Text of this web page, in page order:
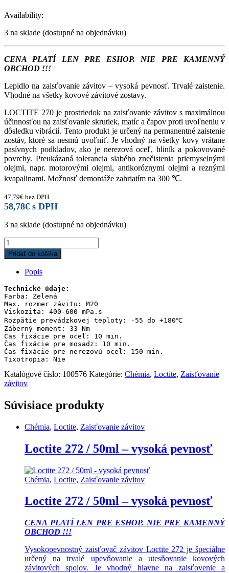
Availability:
3 na sklade (dostupné na objednávku)
CENA PLATÍ LEN PRE ESHOP. NIE PRE KAMENNÝ
OBCHOD !!!
Lepidlo na zaisťovanie závitov – vysoká pevnosť. Trvalé zaistenie.
Vhodné na všetky kovové závitové zostavy.
LOCTITE 270 je prostriedok na zaisťovanie závitov s maximálnou
účinnosťou na zaisťovanie skrutiek, matíc a čapov proti uvoľneniu v
dôsledku vibrácií. Tento produkt je určený na permanentné zaistenie
zostáv, ktoré sa nesmú uvoľniť. Je vhodný na všetky kovy vrátane
pasívnych podkladov, ako je nerezová oceľ, hliník a pokovované
povrchy. Preukázaná tolerancia slabého znečistenia priemyselnými
olejmi, napr. motorovými olejmi, antikoróznymi olejmi a reznými
kvapalinami. Možnosť demontáže zahriatím na 300 ℃.
47,79€ bez DPH
58,78€ s DPH
3 na sklade (dostupné na objednávku)
Loctite
270
/
50ml
vysoká
pevnosť
quantity
Pridať do košíka
Popis
Technické údaje:
Farba: Zelená
Max. rozmer závitu: M20
Viskozita: 400-600 mPa.s
Rozpätie prevádzkovej teploty: -55 do +180℃
Záberný moment: 33 Nm
Čas fixácie pre oceľ: 10 min.
Čas fixácie pre mosadz: 10 min.
Čas fixácie pre nerezovú oceľ: 150 min.
Tixotropia: Nie
Katalógové číslo: 100576 Kategórie: Chémia, Loctite, Zaisťovanie
závitov
Súvisiace produkty
Chémia, Loctite, Zaisťovanie závitov
Loctite 272 / 50ml – vysoká pevnosť
Chémia, Loctite, Zaisťovanie závitov
Loctite 272 / 50ml – vysoká pevnosť
CENA PLATÍ LEN PRE ESHOP. NIE PRE KAMENNÝ
OBCHOD !!!
Vysokopevnostný zaisťovač závitov Loctite 272 je špeciálne
určený na trvalé upevňovanie a utesňovanie kovových
závitových spojov. Je vhodný hlavne na zaisťovenie a